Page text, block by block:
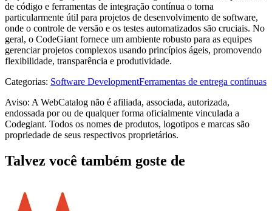
de código e ferramentas de integração contínua o torna
particularmente útil para projetos de desenvolvimento de software,
onde o controle de versão e os testes automatizados são cruciais. No
geral, o CodeGiant fornece um ambiente robusto para as equipes
gerenciar projetos complexos usando princípios ágeis, promovendo
flexibilidade, transparência e produtividade.
Categorias: Software DevelopmentFerramentas de entrega contínuas
Aviso: A WebCatalog não é afiliada, associada, autorizada,
endossada por ou de qualquer forma oficialmente vinculada a
Codegiant. Todos os nomes de produtos, logotipos e marcas são
propriedade de seus respectivos proprietários.
Talvez você também goste de